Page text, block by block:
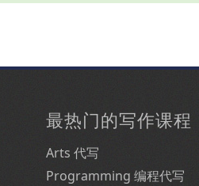
最热门的写作课程
Arts 代写
Programming 编程代写